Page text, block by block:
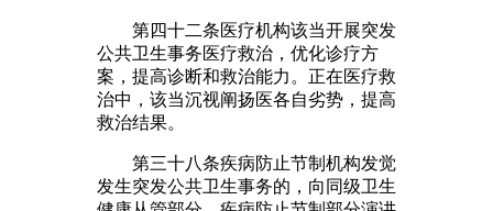
第四十二条医疗机构该当开展突发
公共卫生事务医疗救治，优化诊疗方
案，提高诊断和救治能力。正在医疗救
治中，该当沉视阐扬医各自劣势，提高
救治结果。
第三十八条疾病防止节制机构发觉
发生突发公共卫生事务的，向同级卫生